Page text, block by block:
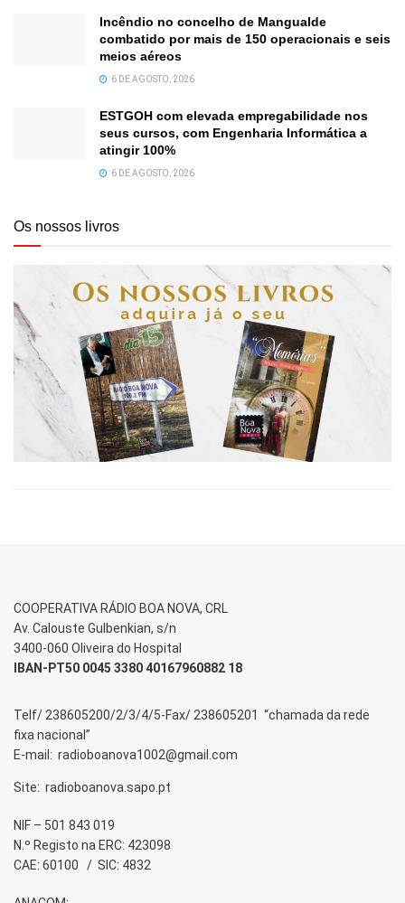
Incêndio no concelho de Mangualde
combatido por mais de 150 operacionais e seis
meios aéreos
6 DE AGOSTO, 2026
ESTGOH com elevada empregabilidade nos
seus cursos, com Engenharia Informática a
atingir 100%
6 DE AGOSTO, 2026
Os nossos livros
COOPERATIVA RÁDIO BOA NOVA, CRL
Av. Calouste Gulbenkian, s/n
3400-060 Oliveira do Hospital
IBAN-PT50 0045 3380 40167960882 18
Telf/ 238605200/2/3/4/5-Fax/ 238605201 “chamada da rede
fixa nacional”
E-mail: radioboanova1002@gmail.com
Site: radioboanova.sapo.pt
NIF – 501 843 019
N.º Registo na ERC: 423098
CAE: 60100 / SIC: 4832